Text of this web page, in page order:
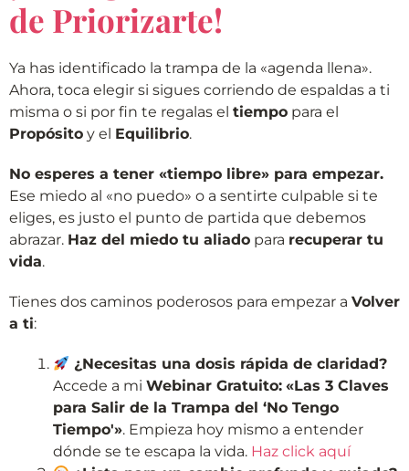
de Priorizarte!
Ya has identificado la trampa de la «agenda llena».
Ahora, toca elegir si sigues corriendo de espaldas a ti
misma o si por fin te regalas el tiempo para el
Propósito y el Equilibrio.
No esperes a tener «tiempo libre» para empezar.
Ese miedo al «no puedo» o a sentirte culpable si te
eliges, es justo el punto de partida que debemos
abrazar. Haz del miedo tu aliado para recuperar tu
vida.
Tienes dos caminos poderosos para empezar a Volver
a ti:
¿Necesitas una dosis rápida de claridad?
Accede a mi Webinar Gratuito: «Las 3 Claves
para Salir de la Trampa del ‘No Tengo
Tiempo'». Empieza hoy mismo a entender
dónde se te escapa la vida. Haz click aquí